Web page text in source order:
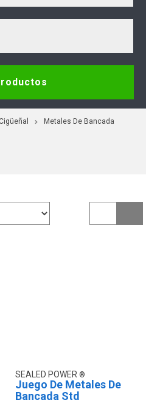
Cigüeñal
Metales De Bancada
SEALED POWER
Juego De Metales De
Bancada Std